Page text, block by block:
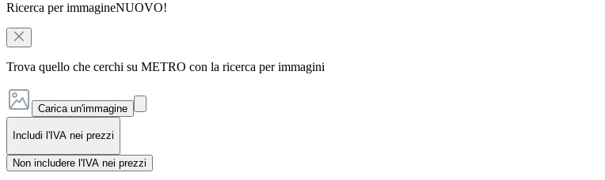
Ricerca per immagineNUOVO!
Trova quello che cerchi su METRO con la ricerca per immagini
Carica un'immagine
Includi l'IVA nei prezzi
Non includere l'IVA nei prezzi